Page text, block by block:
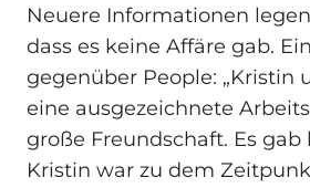
Neuere Informationen
dass es keine Affäre gab.
gegenüber People: „Kristin
eine ausgezeichnete
große Freundschaft. Es gab
Kristin war zu dem